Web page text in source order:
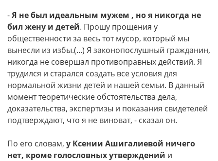
-Я не был идеальным мужем , но я никогда не
бил жену и детей. Прошу прощения у
общественности за весь тот мусор, который мы
вынесли из избы.(...) Я законопослушный гражданин,
никогда не совершал противоправных действий. Я
трудился и старался создать все условия для
нормальной жизни детей и нашей семьи. В данный
момент теоретические обстоятельства дела,
доказательства, экспертизы и показания свидетелей
подтверждают, что я не виноват, - сказал он.
По его словам, у Ксении Ашигалиевой ничего
нет, кроме голословных утверждений и